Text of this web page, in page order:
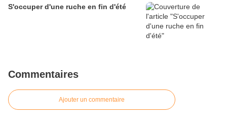
S'occuper d'une ruche en fin d'été
Commentaires
Ajouter un commentaire